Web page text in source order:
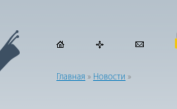
Главная » Новости »